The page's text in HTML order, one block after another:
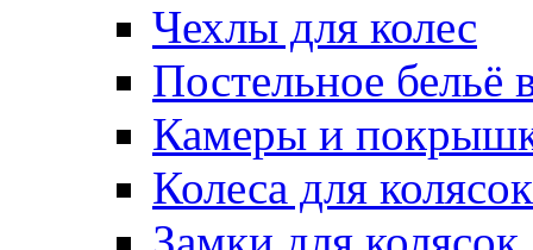
Чехлы для колес
Постельное бельё
Камеры и
Колеса для колясок